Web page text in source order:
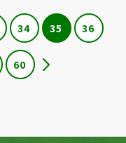
34 35 36
60